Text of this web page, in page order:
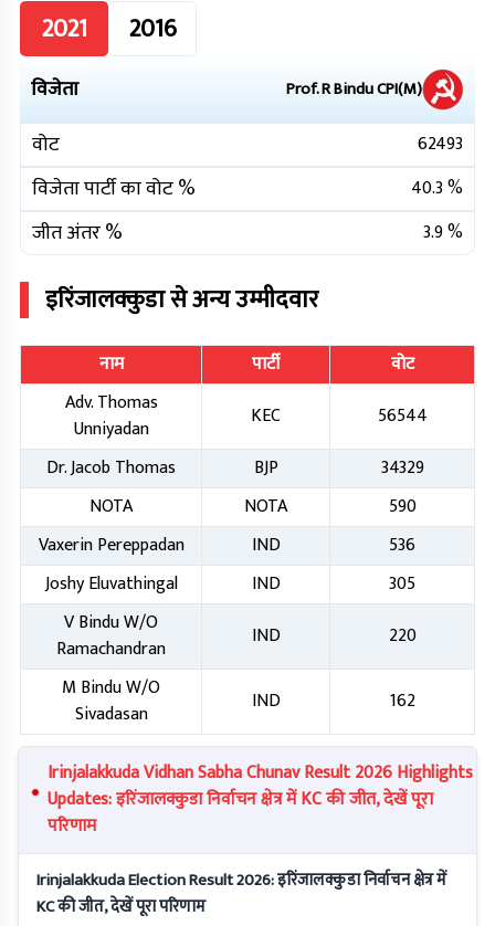
2021 2016
विजेता Prof. R BinduCPI(M)
वोट 62493
विजेता पार्टी का वोट % 40.3%
जीत अंतर % 3.9%
इरिंजालक्कुडासे अन्य उम्मीदवार
नाम पार्टी
वोट
Adv. Thomas
Unniyadan
KEC
56544
Dr. Jacob Thomas
BJP
34329
NOTA
NOTA
590
Vaxerin Pereppadan
IND
536
Joshy Eluvathingal
IND
305
V Bindu W/O
Ramachandran
IND
220
M Bindu W/O
Sivadasan
IND 162
Irinjalakkuda Vidhan Sabha Chunav Result 2026 Highlights
Updates: इरिंजालक्कुडा निर्वाचन क्षेत्र में KC की जीत, देखें पूरा
परिणाम
Irinjalakkuda Election Result 2026: इरिंजालक्कुडा निर्वाचन क्षेत्र में
KC की जीत, देखें पूरा परिणाम